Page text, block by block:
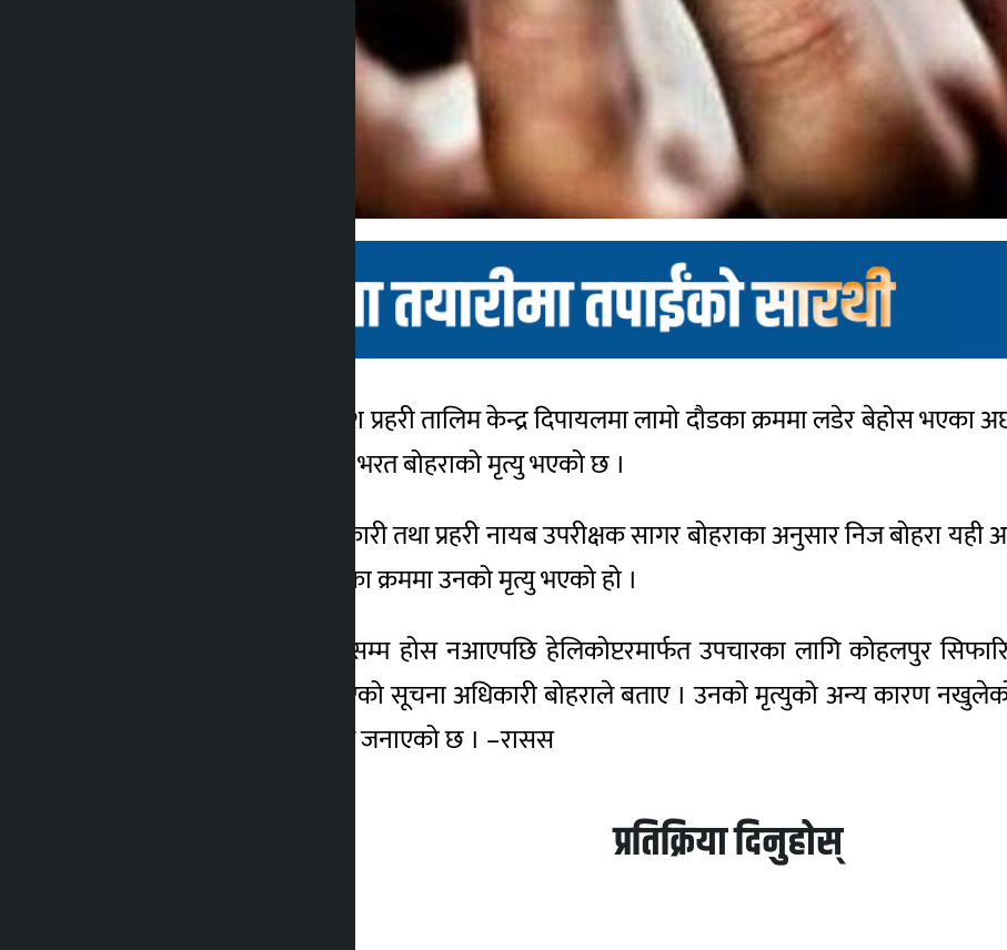
सुदूरपश्चिम । सुदूरपश्चिम प्रदेश प्रहरी तालिम केन्द्र दिपायलमा लामो दौडका क्रममा लडेर बेहोस
वर्षीय प्रशिक्षार्थी प्रहरी जवान भरत बोहराको मृत्यु भएको छ ।
तालिम केन्द्रका सूचना अधिकारी तथा प्रहरी नायब उपरीक्षक सागर बोहराका अनुसार निज बोहरा यही
लडेर बेहोस भएका र उपचारका क्रममा उनको मृत्यु भएको हो ।
घाइते बोहराको लामो समयसम्म होस नआएपछि हेलिकोप्टरमार्फत उपचारका लागि कोहलपुर
शिक्षण असपतालमा मृत्यु भएको सूचना अधिकारी बोहराले बताए । उनको मृत्युको अन्य कारण नखुलेको
प्रहरी तालिम केन्द्र दिपायलले जनाएको छ । –रासस
प्रतिक्रिया दिनुहोस्